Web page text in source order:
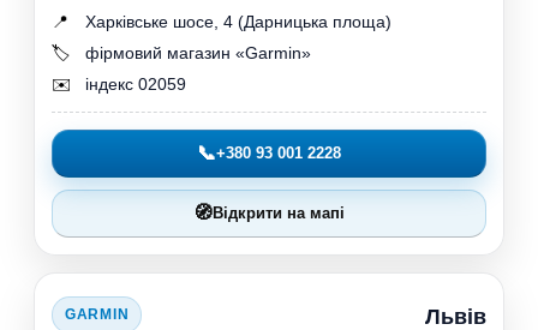
📍
Харківське шосе, 4 (Дарницька площа)
🏷️
фірмовий магазин «Garmin»
✉️
індекс 02059
📞+380 93 001 2228
🧭Відкрити на мапі
GARMIN Львів